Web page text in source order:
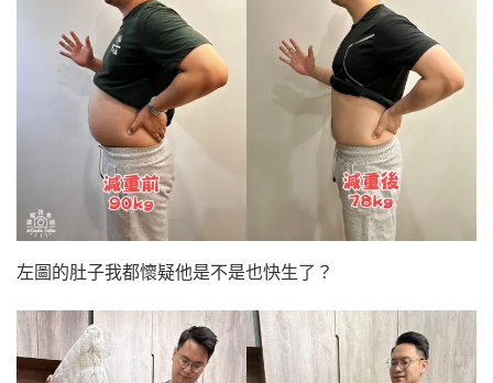
左圖的肚子我都懷疑他是不是也快生了？